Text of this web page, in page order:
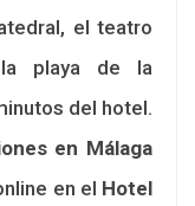
el teatro
playa de la
del hotel.
en Málaga
en el Hotel